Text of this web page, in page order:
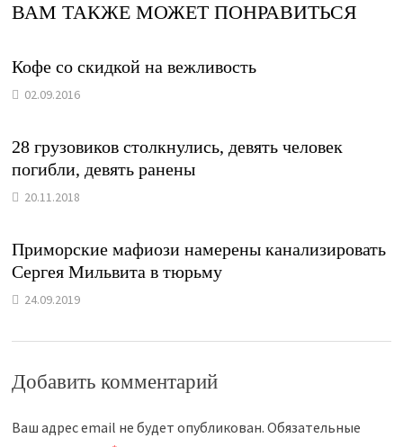
ВАМ ТАКЖЕ МОЖЕТ ПОНРАВИТЬСЯ
Кофе со скидкой на вежливость
02.09.2016
28 грузовиков столкнулись, девять человек
погибли, девять ранены
20.11.2018
Приморские мафиози намерены канализировать
Сергея Мильвита в тюрьму
24.09.2019
Добавить комментарий
Ваш адрес email не будет опубликован. Обязательные